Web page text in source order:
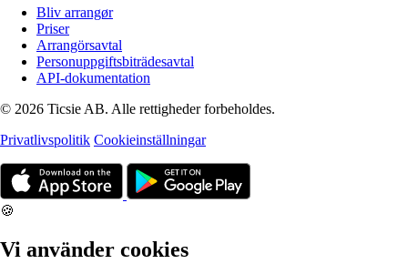
Bliv arrangør
Priser
Arrangörsavtal
Personuppgiftsbiträdesavtal
API-dokumentation
© 2026 Ticsie AB. Alle rettigheder forbeholdes.
Privatlivspolitik Cookieinställningar
🍪
Vi använder cookies